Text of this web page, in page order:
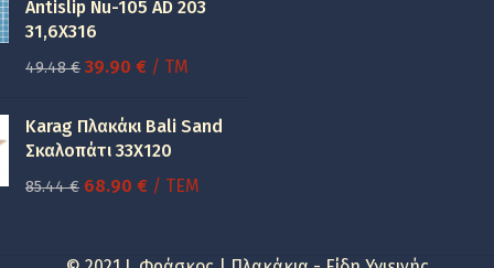
150.00 €.είναι:
Antislip Nu-105 AD 203
31,6X316
49.48€ Original
was:
49.48 €.
39.90 €Η
τιμή
είναι:
39.90 €.
/ TM
Karag Πλακάκι Bali Sand
Σκαλοπάτι 33Χ120
85.44€ Original
68.90 €Η/ ΤΕΜ